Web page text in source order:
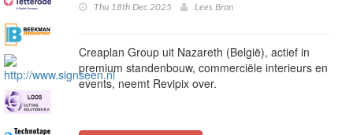
Thu 18th Dec 2025 Lees Bron
Creaplan Group uit Nazareth (België), actief in
premium standenbouw, commerciële interieurs en
events, neemt Revipix over.